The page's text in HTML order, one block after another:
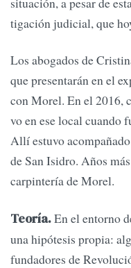
tigación judicial, que
Los abogados de
que presen­tarán en el
con Morel. En el 2016,
vo en ese local cuando
Allí estuvo
de San Isidro. Años
carpintería de Morel.
Teoría.En el entorno
una hipótesis propia:
fundadores de